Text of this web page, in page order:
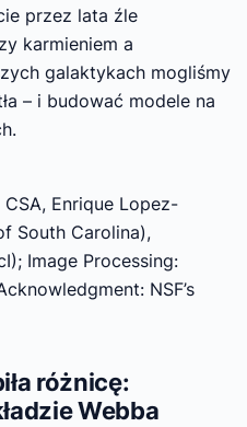
przez lata źle
karmieniem a
galaktykach mogliśmy
– i budować modele na
Enrique Lopez-
South Carolina),
Image Processing:
NSF’s
różnicę:
Webba